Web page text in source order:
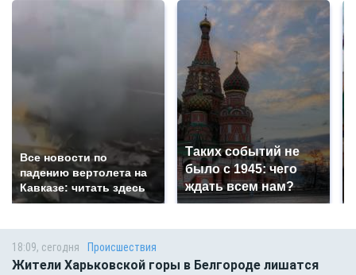
Все новости по
падению вертолета на
Кавказе: читать здесь
Таких событий не
было с 1945: чего
ждать всем нам?
18:09, сегодня Происшествия
Жители Харьковской горы в Белгороде лишатся